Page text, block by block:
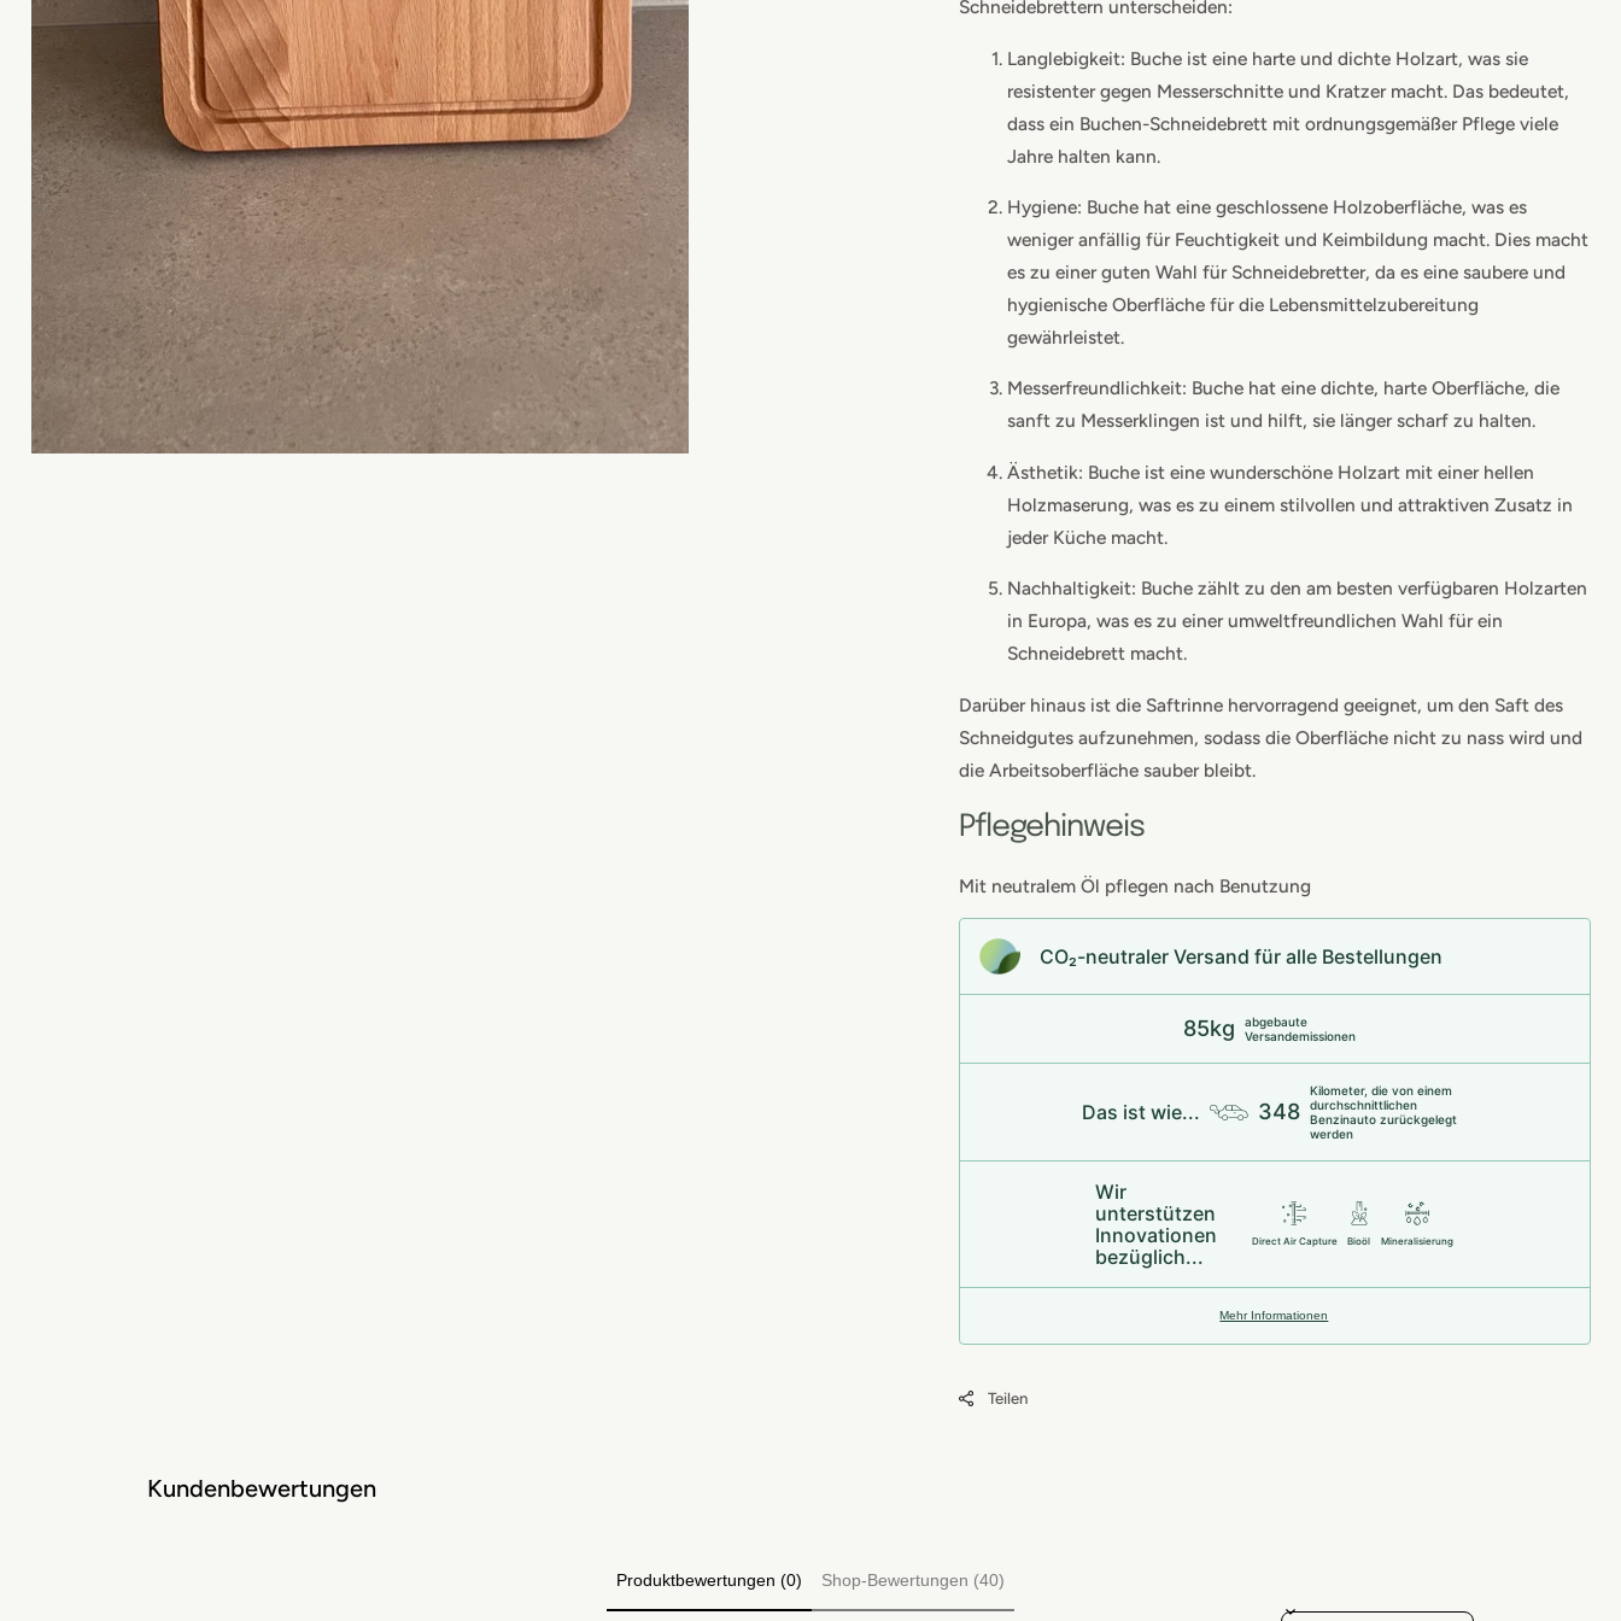
Schneidebrettern unterscheiden:
Langlebigkeit: Buche ist eine harte und dichte Holzart, was sie
resistenter gegen Messerschnitte und Kratzer macht. Das bedeutet,
dass ein Buchen-Schneidebrett mit ordnungsgemäßer Pflege viele
Jahre halten kann.
Hygiene: Buche hat eine geschlossene Holzoberfläche, was es
weniger anfällig für Feuchtigkeit und Keimbildung macht. Dies macht
es zu einer guten Wahl für Schneidebretter, da es eine saubere und
hygienische Oberfläche für die Lebensmittelzubereitung
gewährleistet.
Messerfreundlichkeit: Buche hat eine dichte, harte Oberfläche, die
sanft zu Messerklingen ist und hilft, sie länger scharf zu halten.
Ästhetik: Buche ist eine wunderschöne Holzart mit einer hellen
Holzmaserung, was es zu einem stilvollen und attraktiven Zusatz in
jeder Küche macht.
Nachhaltigkeit: Buche zählt zu den am besten verfügbaren Holzarten
in Europa, was es zu einer umweltfreundlichen Wahl für ein
Schneidebrett macht.
Darüber hinaus ist die Saftrinne hervorragend geeignet, um den Saft des
Schneidgutes aufzunehmen, sodass die Oberfläche nicht zu nass wird und
die Arbeitsoberfläche sauber bleibt.
Pflegehinweis
Mit neutralem Öl pflegen nach Benutzung
CO₂-neu­t­raler Versand für alle Bestellungen
85kg
abgebaute
Versandemissionen
Das ist wie... 348
Kilometer, die von einem
durchschnittlichen
Benzinauto zurückgelegt
werden
Wir
unterstützen
Innovationen
bezüglich...
Direct Air Capture Bioöl Mineralisierung
Mehr Informationen
Teilen
Kundenbewertungen
Produktbewertungen (0) Shop-Bewertungen (40)